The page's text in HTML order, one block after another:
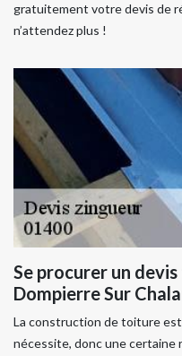
gratuitement votre devis de
n’attendez plus !
Se procurer un
Dompierre Sur
La construction de toiture
nécessite, donc une certaine